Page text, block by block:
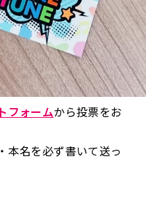
フォームから投票をお
本名を必ず書いて送っ